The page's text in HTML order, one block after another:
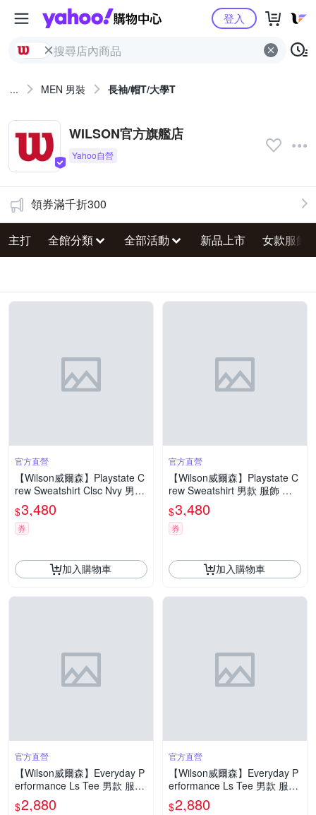
Yahoo購物中心
登入
... MEN 男裝 長袖/帽T/大學T
WILSON官方旗艦店
領券滿千折300
主打 全館分類 全部活動 新品上市 女款服飾
官方直營
【Wilson威爾森】Playstate C
rew Sweatshirt Clsc Nvy 男款
服飾 大學T 海軍藍 WN00049
U001001
$3,480
券
加入購物車
官方直營
【Wilson威爾森】Playstate C
rew Sweatshirt 男款 服飾 圓
領衛衣/大學T 白色
$3,480
券
加入購物車
官方直營
【Wilson威爾森】Everyday P
erformance Ls Tee 男款 服飾
長袖T恤 白色
$2,880
官方直營
【Wilson威爾森】Everyday P
erformance Ls Tee 男款 服飾
長袖T恤 白色
$2,880